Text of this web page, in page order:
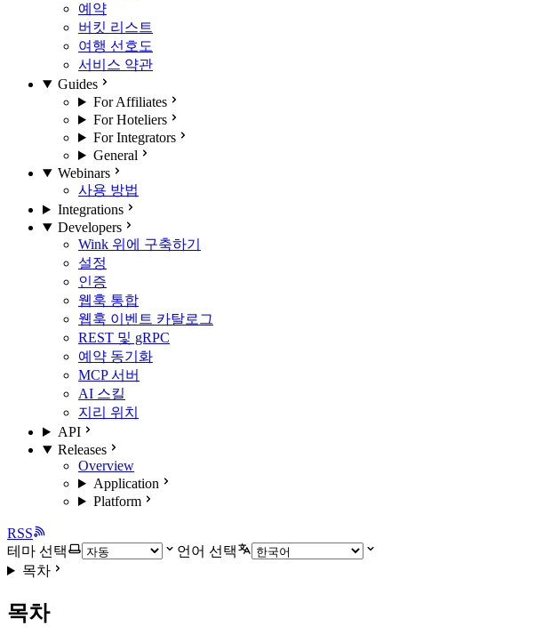
예약
버킷 리스트
여행 선호도
서비스 약관
Guides
For Affiliates
For Hoteliers
For Integrators
General
Webinars
사용 방법
Integrations
Developers
Wink 위에 구축하기
설정
인증
웹훅 통합
웹훅 이벤트 카탈로그
REST 및 gRPC
예약 동기화
MCP 서버
AI 스킬
지리 위치
API
Releases
Overview
Application
Platform
RSS
테마 선택
언어 선택
목차
목차